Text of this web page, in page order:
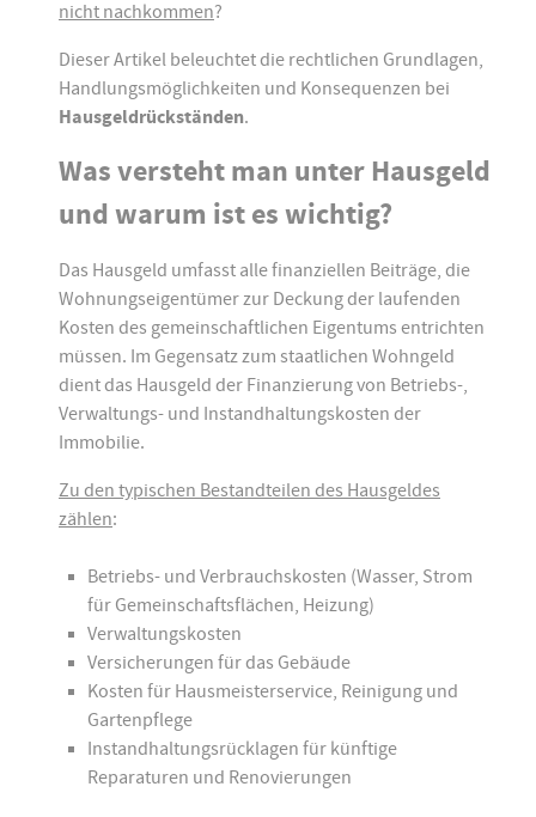
nicht nachkommen?
Dieser Artikel beleuchtet die rechtlichen Grundlagen,
Handlungsmöglichkeiten und Konsequenzen bei
Hausgeldrückständen.
Was versteht man unter Hausgeld
und warum ist es wichtig?
Das Hausgeld umfasst alle finanziellen Beiträge, die
Wohnungseigentümer zur Deckung der laufenden
Kosten des gemeinschaftlichen Eigentums entrichten
müssen. Im Gegensatz zum staatlichen Wohngeld
dient das Hausgeld der Finanzierung von Betriebs-,
Verwaltungs- und Instandhaltungskosten der
Immobilie.
Zu den typischen Bestandteilen des Hausgeldes
zählen:
Betriebs- und Verbrauchskosten (Wasser, Strom
für Gemeinschaftsflächen, Heizung)
Verwaltungskosten
Versicherungen für das Gebäude
Kosten für Hausmeisterservice, Reinigung und
Gartenpflege
Instandhaltungsrücklagen für künftige
Reparaturen und Renovierungen